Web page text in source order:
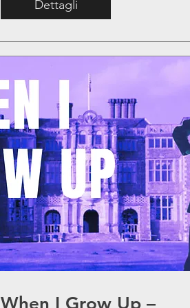
Dettagli
When I Grow Up –